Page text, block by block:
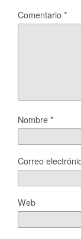
Comentario*
Nombre*
Correo
Web